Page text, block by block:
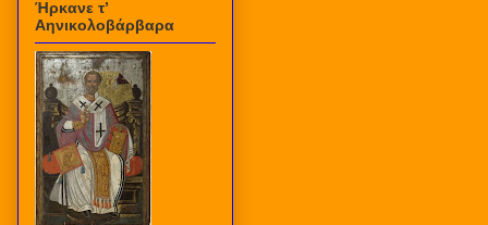
Ήρκανε τ’
Αηνικολοβάρβαρα